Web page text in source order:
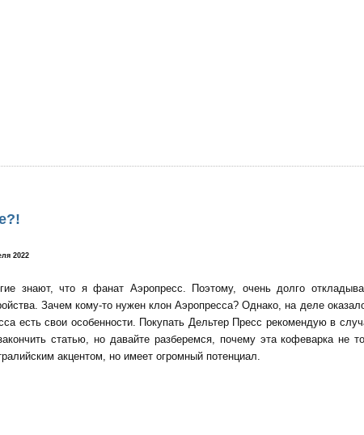
2022
знают, что я фанат Аэропресс. Поэтому, очень долго
Зачем кому-то нужен клон Аэропресса? Однако, на деле
есть свои особенности. Покупать Дельтер Пресс рекомендую в
статью, но давайте разберемся, почему эта кофеварка не
акцентом, но имеет огромный потенциал.